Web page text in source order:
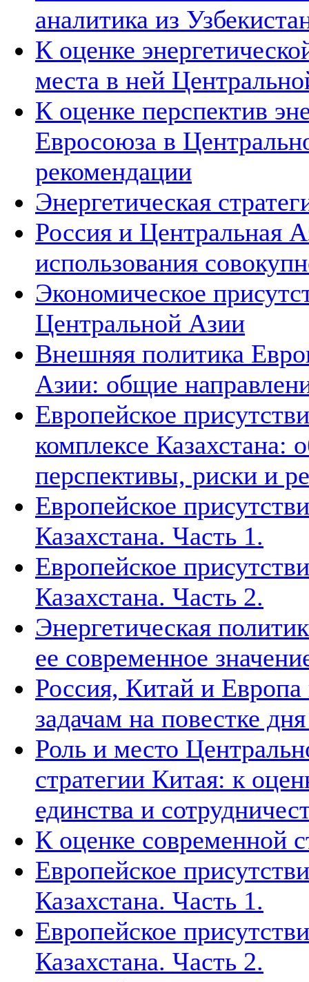
аналитика из
К оценке
места в ней
К оценке перспектив
Евросоюза в
рекомендации
Энергетическая
Россия и Центральная
использования
Экономическое
Центральной Азии
Внешняя политика
Азии: общие
Европейское
комплексе Казахстана:
перспективы, риски и
Европейское
Казахстана. Часть 1.
Европейское
Казахстана. Часть 2.
Энергетическая
ее современное
Россия, Китай и
задачам на повестке
Роль и место
стратегии Китая: к
единства и
К оценке современной
Европейское
Казахстана. Часть 1.
Европейское
Казахстана. Часть 2.